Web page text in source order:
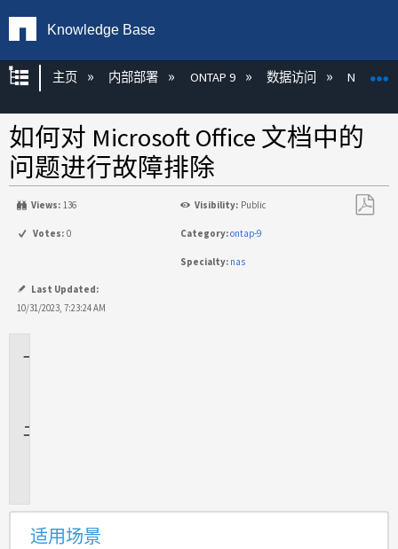
Knowledge Base
扩展/隐缩全局层次
主页 内部部署 ONTAP 9 数据访问 NAS
如何对 Microsoft Office 文档中的
问题进行故障排除
Views: 136 Visibility: Public
Votes: 0 Category:ontap-9
Specialty: nas
Last Updated:
10/31/2023, 7:23:24 AM
适用场景